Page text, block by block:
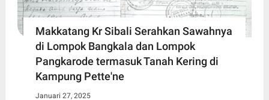
Makkatang Kr Sibali Serahkan Sawahnya
di Lompok Bangkala dan Lompok
Pangkarode termasuk Tanah Kering di
Kampung Pette'ne
Januari 27, 2025